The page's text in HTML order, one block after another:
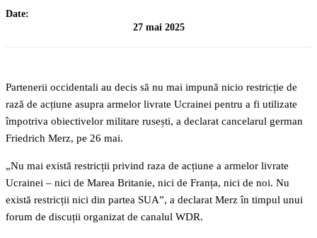
Date:
27 mai 2025
Partenerii occidentali au decis să nu mai impună nicio restricție de
rază de acțiune asupra armelor livrate Ucrainei pentru a fi utilizate
împotriva obiectivelor militare rusești, a declarat cancelarul german
Friedrich Merz, pe 26 mai.
„Nu mai există restricții privind raza de acțiune a armelor livrate
Ucrainei – nici de Marea Britanie, nici de Franța, nici de noi. Nu
există restricții nici din partea SUA”, a declarat Merz în timpul unui
forum de discuții organizat de canalul WDR.